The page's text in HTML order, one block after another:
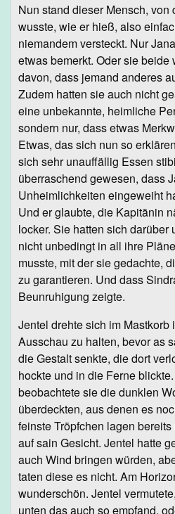
Nun stand dieser Mensch, von
wusste, wie er hieß, also
niemandem versteckt. Nur
etwas bemerkt. Oder sie beide
davon, dass jemand anderes
Zudem hatten sie auch nicht
eine unbekannte, heimliche
sondern nur, dass etwas
Etwas, das sich nun so
sich sehr unauffällig Essen
überraschend gewesen, dass
Unheimlichkeiten eingeweiht
Und er glaubte, die Kapitänin
locker. Sie hatten sich darüber
nicht unbedingt in all ihre
musste, mit der sie gedachte,
zu garantieren. Und dass
Beunruhigung zeigte.
Jentel drehte sich im Mastkorb
Ausschau zu halten, bevor as
die Gestalt senkte, die dort
hockte und in die Ferne
beobachtete sie die dunklen
überdeckten, aus denen es
feinste Tröpfchen lagen
auf sain Gesicht. Jentel hatte
auch Wind bringen würden,
taten diese es nicht. Am
wunderschön. Jentel
unten das auch so empfand,